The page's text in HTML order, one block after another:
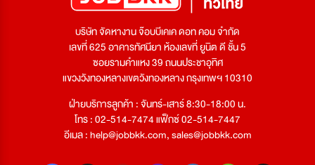
บริษัท จัดหางาน จ๊อบบีเคเค ดอท คอม จำกัด
เลขที่ 625 อาคารทัศนียา ห้องเลขที่ ยูนิต ดี ชั้น 5
ซอยรามคำแหง 39 ถนนประชาอุทิศ
แขวงวังทองหลางเขตวังทองหลาง กรุงเทพฯ 10310
ฝ่ายบริการลูกค้า : จันทร์-เสาร์ 8:30-18:00 น.
โทร : 02-514-7474 แฟ็กซ์ 02-514-7447
อีเมล :help@jobbkk.com,sales@jobbkk.com